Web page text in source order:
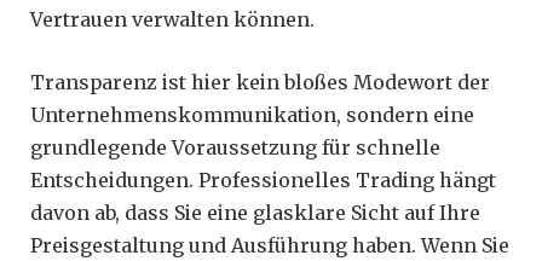
Vertrauen verwalten können.
Transparenz ist hier kein bloßes Modewort der
Unternehmenskommunikation, sondern eine
grundlegende Voraussetzung für schnelle
Entscheidungen. Professionelles Trading hängt
davon ab, dass Sie eine glasklare Sicht auf Ihre
Preisgestaltung und Ausführung haben. Wenn Sie